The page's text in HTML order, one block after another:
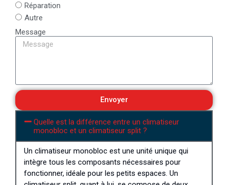
Réparation
Autre
Message
Envoyer
Quelle est la différence entre un climatiseur
monobloc et un climatiseur split ?
Un climatiseur monobloc est une unité unique qui
intègre tous les composants nécessaires pour
fonctionner, idéale pour les petits espaces. Un